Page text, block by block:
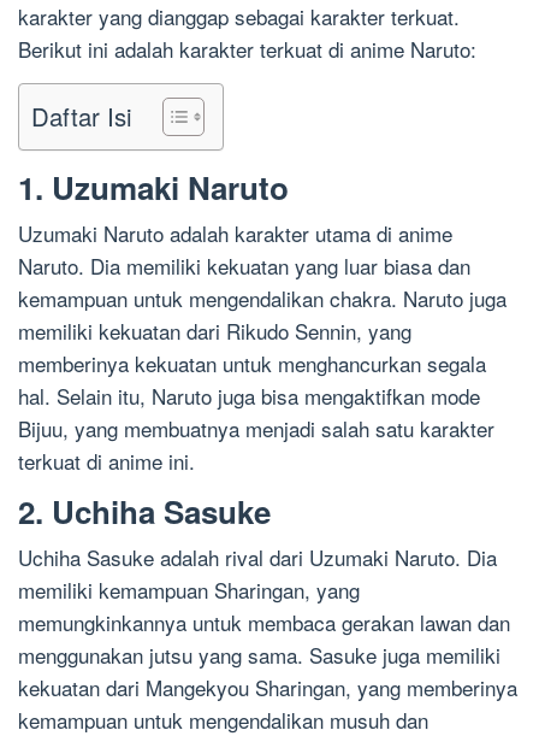
karakter yang dianggap sebagai karakter terkuat.
Berikut ini adalah karakter terkuat di anime Naruto:
Daftar Isi
1. Uzumaki Naruto
Uzumaki Naruto adalah karakter utama di anime
Naruto. Dia memiliki kekuatan yang luar biasa dan
kemampuan untuk mengendalikan chakra. Naruto juga
memiliki kekuatan dari Rikudo Sennin, yang
memberinya kekuatan untuk menghancurkan segala
hal. Selain itu, Naruto juga bisa mengaktifkan mode
Bijuu, yang membuatnya menjadi salah satu karakter
terkuat di anime ini.
2. Uchiha Sasuke
Uchiha Sasuke adalah rival dari Uzumaki Naruto. Dia
memiliki kemampuan Sharingan, yang
memungkinkannya untuk membaca gerakan lawan dan
menggunakan jutsu yang sama. Sasuke juga memiliki
kekuatan dari Mangekyou Sharingan, yang memberinya
kemampuan untuk mengendalikan musuh dan